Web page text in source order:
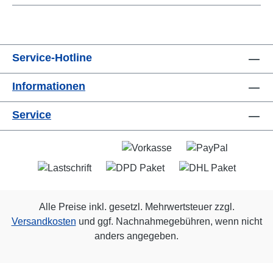
Service-Hotline
Informationen
Service
Alle Preise inkl. gesetzl. Mehrwertsteuer zzgl.
Versandkosten und ggf. Nachnahmegebühren, wenn nicht
anders angegeben.